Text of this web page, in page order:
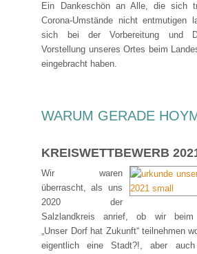
Ein Dankeschön an Alle, die sich
Corona-Umstände nicht entmutigen
sich bei der Vorbereitung und
Vorstellung unseres Ortes beim
eingebracht haben.
WARUM GERADE
KREISWETTBEWERB
Wir waren
überrascht, als uns
2020 der
Salzlandkreis anrief, ob wir beim
„Unser Dorf hat Zukunft“ teilnehmen
eigentlich eine Stadt?!, aber